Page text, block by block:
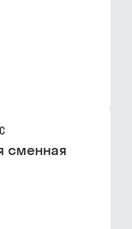
сменная